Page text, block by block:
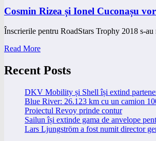
Cosmin Rizea și Ionel Cuconașu
Înscrierile pentru RoadStars Trophy 2018 s-
Read More
Recent Posts
DKV Mobility și Shell își extind
Blue River: 26.123 km cu un camion
Proiectul Revoy prinde contur
Sailun își extinde gama de anvelope
Lars Ljungström a fost numit director